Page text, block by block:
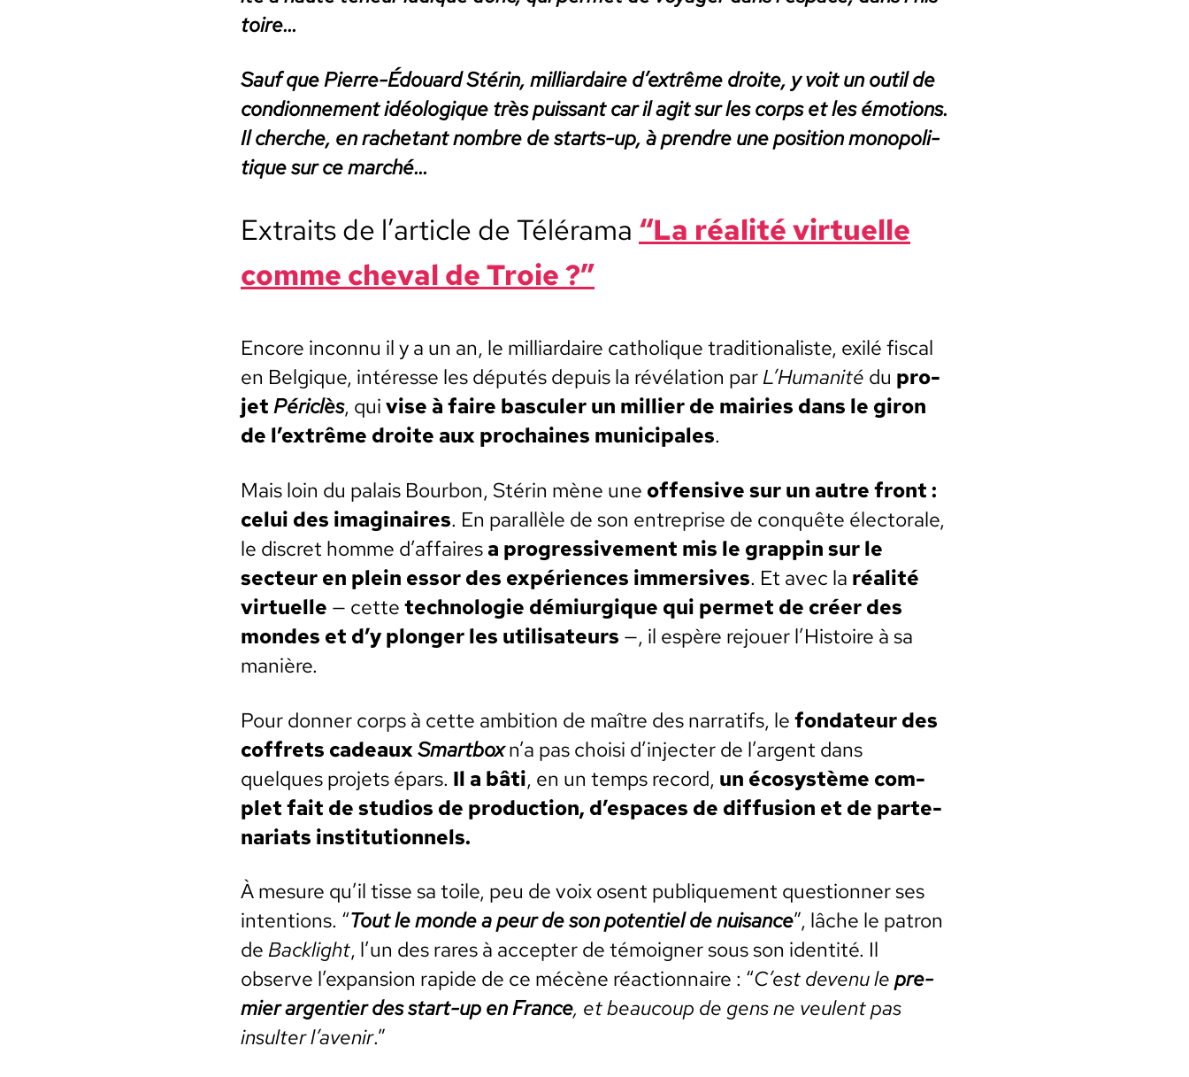
toire…
Sauf que Pierre-Édouard Stérin, mil­liar­daire d’ex­trême droite, y voit un out­il de
con­dion­nement idéologique très puis­sant car il agit sur les corps et les émo­tions.
Il cherche, en rachetant nom­bre de starts-up, à pren­dre une posi­tion monop­o­li­
tique sur ce marché…
Extraits de l’ar­ti­cle de Téléra­ma “La réal­ité virtuelle
comme cheval de Troie ?”
Encore incon­nu il y a un an, le mil­liar­daire catholique tra­di­tion­al­iste, exilé fis­cal
en Bel­gique, intéresse les députés depuis la révéla­tion parL’Humanité du pro­
jetPéri­clès, quivise à faire bas­culer un mil­li­er de mairies dans le giron
de l’extrême droite aux prochaines munic­i­pales.
Mais loin du palais Bour­bon, Stérin mène une offen­sive sur un autre front :
celui des imag­i­naires. En par­al­lèle de son entre­prise de con­quête élec­torale,
le dis­cret homme d’affairesa pro­gres­sive­ment mis le grap­pin sur le
secteur en plein essor des expéri­ences immer­sives. Et avec la réal­ité
virtuelle — cettetech­nolo­gie démi­urgique qui per­met de créer des
mon­des et d’y plonger les util­isa­teurs —, il espère rejouer l’Histoire à sa
manière.
Pour don­ner corps à cette ambi­tion de maître des nar­rat­ifs, lefon­da­teur des
cof­frets cadeauxSmart­boxn’a pas choisi d’injecter de l’argent dans
quelques pro­jets épars. Il a bâti, en un temps record, un écosys­tème com­
plet fait de stu­dios de pro­duc­tion, d’espaces de dif­fu­sion et de parte­
nar­i­ats insti­tu­tion­nels.
À mesure qu’il tisse sa toile, peu de voix osent publique­ment ques­tion­ner ses
inten­tions. “Tout le monde a peur de son poten­tiel de nui­sance”, lâche le patron
deBack­light, l’un des rares à accepter de témoign­er sous son iden­tité. Il
observe l’expansion rapi­de de ce mécène réac­tion­naire : “C’est devenu lepre­
mier argen­tier des start-up en France, et beau­coup de gens ne veu­lent pas
insul­ter l’avenir.”